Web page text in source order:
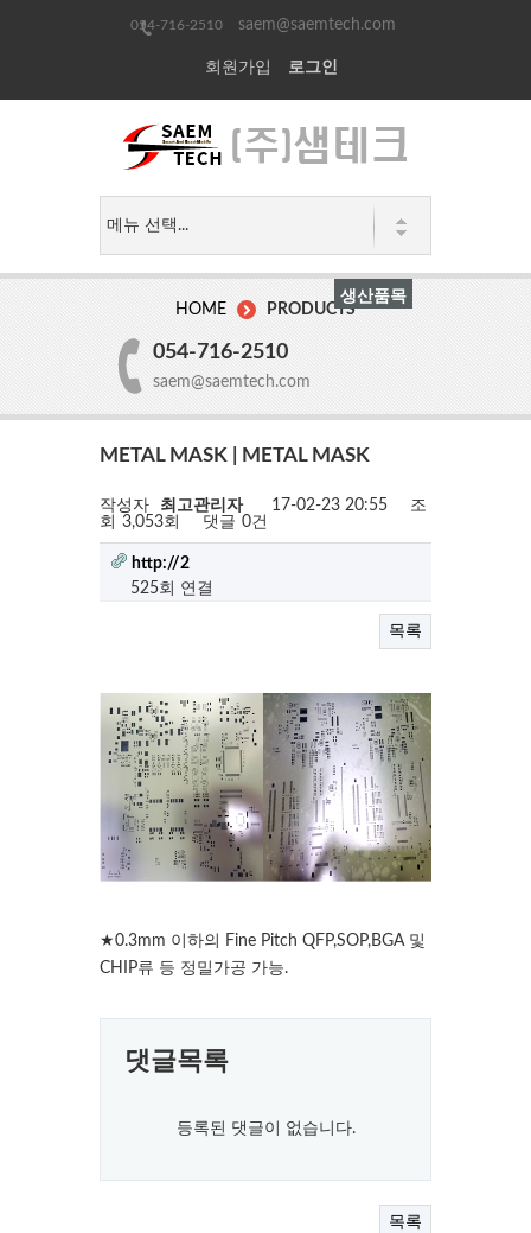
054-716-2510 saem@saemtech.com
회원가입 로그인
HOME PRODUCTS
054-716-2510
saem@saemtech.com
생산품목
METAL MASK | METAL MASK
작성자 최고관리자 17-02-23 20:55
조
회
3,053회 댓글 0건
http://2
525회 연결
목록
★0.3mm 이하의 Fine Pitch QFP,SOP,BGA 및
CHIP류 등 정밀가공 가능.
댓글목록
등록된 댓글이 없습니다.
목록